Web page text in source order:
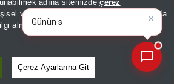
adına sitemizdeçerez
verileriniz, KVKK ve GDPR kapsamında
almak içinAydınlatma Metnimizi
Çerez Ayarlarına Git
adayların erişimine açılacak.
kabul edilecek adayların
duyurusunu bekliyor.
×
Günün spor, gündem ve
ekonomi gelişmelerini analiz